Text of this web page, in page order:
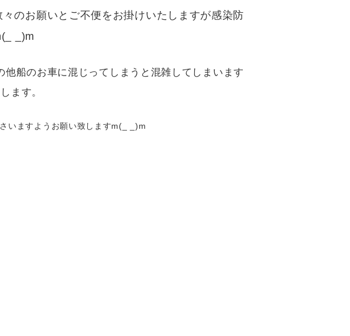
のお願いとご不便をお掛けいたしますが感染防
_)m
船のお車に混じってしまうと混雑してしまいます
ます。
いますようお願い致しますm(_ _)m